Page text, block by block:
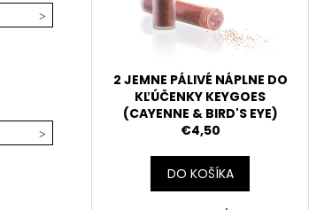
2 JEMNE PÁLIVÉ NÁPLNE DO
KĽÚČENKY KEYGOES
(CAYENNE & BIRD'S EYE)
€4,50
DO KOŠÍKA